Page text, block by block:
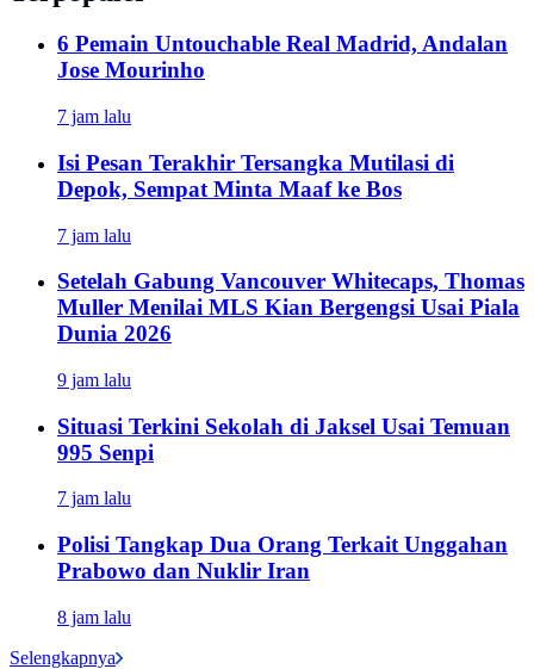
6 Pemain Untouchable Real Madrid, Andalan
Jose Mourinho
7 jam lalu
Isi Pesan Terakhir Tersangka Mutilasi di
Depok, Sempat Minta Maaf ke Bos
7 jam lalu
Setelah Gabung Vancouver Whitecaps, Thomas
Muller Menilai MLS Kian Bergengsi Usai Piala
Dunia 2026
9 jam lalu
Situasi Terkini Sekolah di Jaksel Usai Temuan
995 Senpi
7 jam lalu
Polisi Tangkap Dua Orang Terkait Unggahan
Prabowo dan Nuklir Iran
8 jam lalu
Selengkapnya